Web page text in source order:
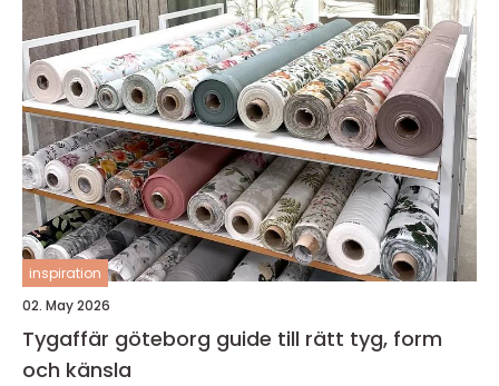
inspiration
02. May 2026
Tygaffär göteborg guide till rätt tyg, form
och känsla